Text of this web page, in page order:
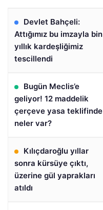
Devlet Bahçeli:
Attığımız bu imzayla bin
yıllık kardeşliğimiz
tescillendi
Bugün Meclis’e
geliyor! 12 maddelik
çerçeve yasa teklifinde
neler var?
Kılıçdaroğlu yıllar
sonra kürsüye çıktı,
üzerine gül yaprakları
atıldı